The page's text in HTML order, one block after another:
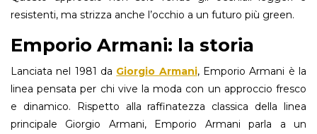
resistenti, ma strizza anche l’occhio a un futuro più green.
Emporio Armani: la storia
Lanciata nel 1981 da Giorgio Armani, Emporio Armani è la
linea pensata per chi vive la moda con un approccio fresco
e dinamico. Rispetto alla raffinatezza classica della linea
principale Giorgio Armani, Emporio Armani parla a un